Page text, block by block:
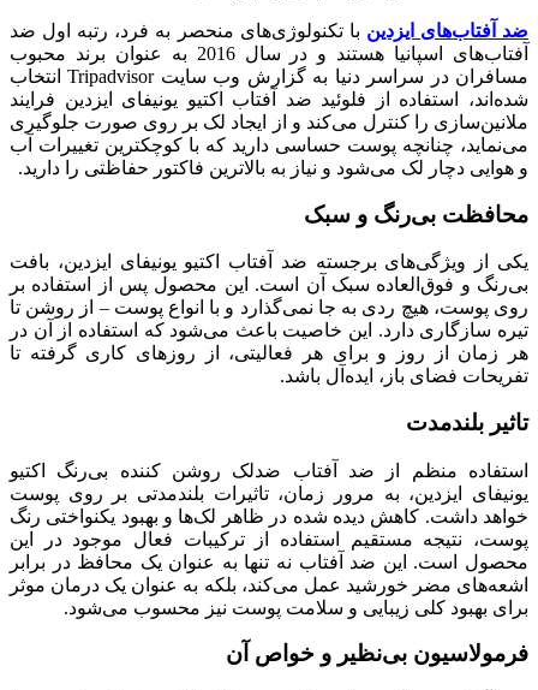
ضد آفتاب‌های ایزدین با تکنولوژی‌های منحصر به فرد، رتبه اول ضد
آفتاب‌های اسپانیا هستند و در سال 2016 به عنوان برند محبوب
مسافران در سراسر دنیا به گزارش وب سایت Tripadvisor انتخاب
شده‌اند، استفاده از فلوئید ضد آفتاب اکتیو یونیفای ایزدین فرایند
ملانین‌سازی را کنترل می‌کند و از ایجاد لک بر روی صورت جلوگیری
می‌نماید، چنانچه پوست حساسی دارید که با کوچکترین تغییرات آب
و هوایی دچار لک می‌شود و نیاز به بالاترین فاکتور حفاظتی را دارید.
محافظت بی‌رنگ و سبک
یکی از ویژگی‌های برجسته ضد آفتاب اکتیو یونیفای ایزدین، بافت
بی‌رنگ و فوق‌العاده سبک آن است. این محصول پس از استفاده بر
روی پوست، هیچ ردی به جا نمی‌گذارد و با انواع پوست – از روشن تا
تیره سازگاری دارد. این خاصیت باعث می‌شود که استفاده از آن در
هر زمان از روز و برای هر فعالیتی، از روزهای کاری گرفته تا
تفریحات فضای باز، ایده‌آل باشد.
تاثیر بلندمدت
استفاده منظم از ضد آفتاب ضدلک روشن کننده بی‌رنگ اکتیو
یونیفای ایزدین، به مرور زمان، تاثیرات بلندمدتی بر روی پوست
خواهد داشت. کاهش دیده شده در ظاهر لک‌ها و بهبود یکنواختی رنگ
پوست، نتیجه مستقیم استفاده از ترکیبات فعال موجود در این
محصول است. این ضد آفتاب نه تنها به عنوان یک محافظ در برابر
اشعه‌های مضر خورشید عمل می‌کند، بلکه به عنوان یک درمان موثر
برای بهبود کلی زیبایی و سلامت پوست نیز محسوب می‌شود.
فرمولاسیون بی‌نظیر و خواص آن